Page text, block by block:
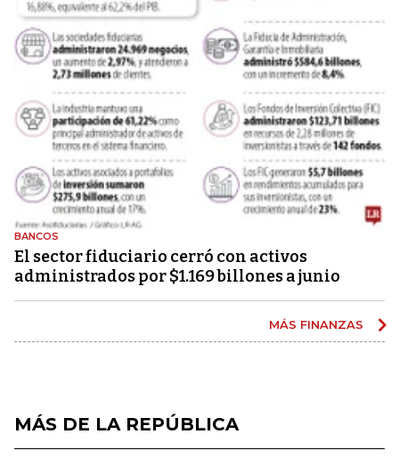
BANCOS
El sector fiduciario cerró con activos
administrados por $1.169 billones a junio
MÁS FINANZAS
MÁS DE LA REPÚBLICA